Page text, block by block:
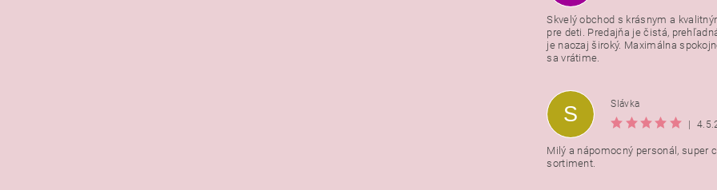
Vložením hodnotenie
podmienkami ochrany
Skvelý obchod s krásnym a
pre deti. Predajňa je čistá,
je naozaj široký. Maximálna
sa vrátime.
S
Slávka
Milý a nápomocný personál, super
sortiment.